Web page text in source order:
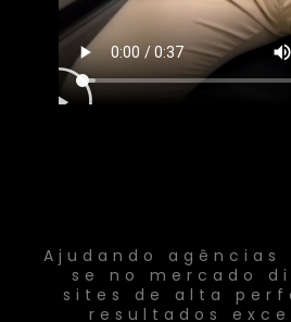
Ajudando
se no mercado
sites de alta
resultados